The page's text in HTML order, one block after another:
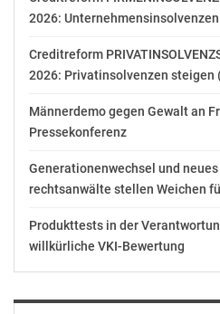
geschäftsführender
Parteiobmann der
April 5, 2018
In
2026:
Creditreform
2026: Privatinsolvenzen
Männerdemo gegen Gewalt an
Pressekonferenz
Generationenwechsel und
rechtsanwälte stellen Weichen
Produkttests in der
willkürliche VKI-Bewertung